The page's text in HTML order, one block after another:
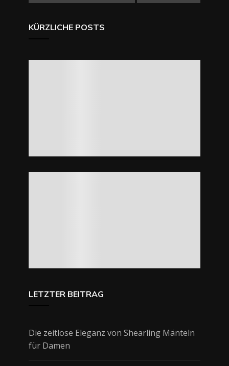
KÜRZLICHE POSTS
LETZTER BEITRAG
Die zeitlose Eleganz von Shearling Mänteln
für Damen